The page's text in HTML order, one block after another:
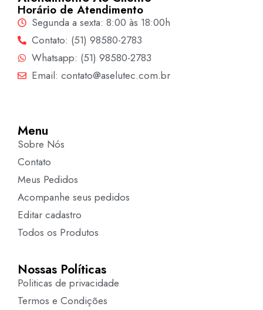
Horário de Atendimento
Segunda a sexta: 8:00 às 18:00h
Contato: (51) 98580-2783
Whatsapp: (51) 98580-2783
Email: contato@aselutec.com.br
Menu
Sobre Nós
Contato
Meus Pedidos
Acompanhe seus pedidos
Editar cadastro
Todos os Produtos
Nossas Políticas
Politicas de privacidade
Termos e Condições